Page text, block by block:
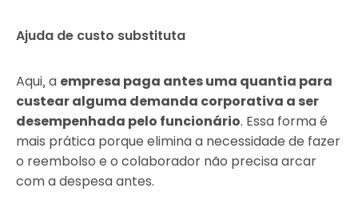
Ajuda de custo substituta
Aqui, a empresa paga antes uma quantia para
custear alguma demanda corporativa a ser
desempenhada pelo funcionário. Essa forma é
mais prática porque elimina a necessidade de fazer
o reembolso e o colaborador não precisa arcar
com a despesa antes.